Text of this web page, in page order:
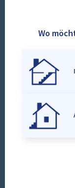
Wo